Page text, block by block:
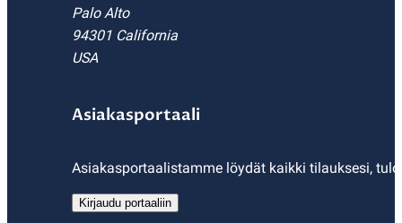
Palo Alto
94301 California
USA
Asiakasportaali
Asiakasportaalistamme löydät kaikki tilauksesi,
Kirjaudu portaaliin